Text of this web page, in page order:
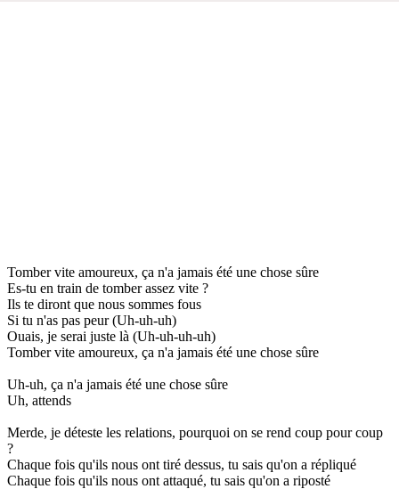
Tomber vite amoureux, ça n'a jamais été une chose sûre
Es-tu en train de tomber assez vite ?
Ils te diront que nous sommes fous
Si tu n'as pas peur (Uh-uh-uh)
Ouais, je serai juste là (Uh-uh-uh-uh)
Tomber vite amoureux, ça n'a jamais été une chose sûre
Uh-uh, ça n'a jamais été une chose sûre
Uh, attends
Merde, je déteste les relations, pourquoi on se rend coup pour coup
?
Chaque fois qu'ils nous ont tiré dessus, tu sais qu'on a répliqué
Chaque fois qu'ils nous ont attaqué, tu sais qu'on a riposté